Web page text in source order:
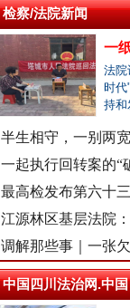
医院回应要求
虎门通报“4车
爆破拆火车站
一医院涉嫌在
柳州鱼峰区教
福建中医药大
“市长信箱”出
中日友好医院
官方通报“三河
教师被举报用
网民反映新能
现场视频！
检察/法院新闻
一
法院
时
持和
半生相守，一别两
一起执行回转案的“
最高检发布第六十
江源林区基层法院
调解那些事｜一张
中国四川法治网.中